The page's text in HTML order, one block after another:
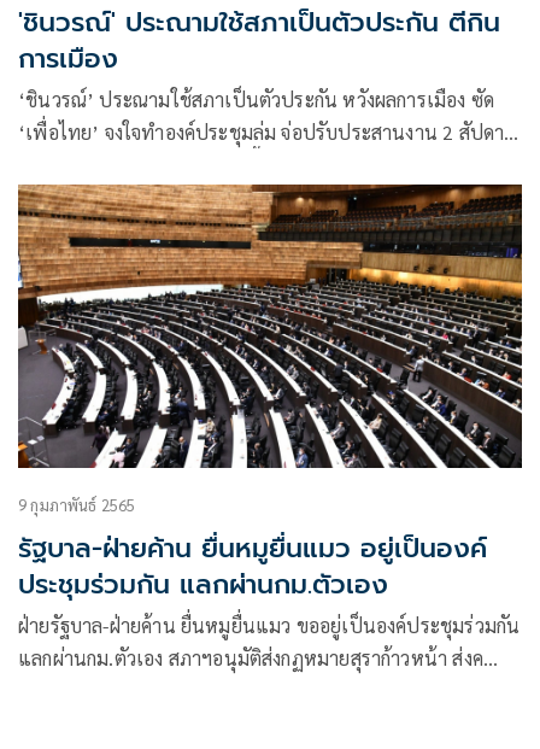
'ชินวรณ์' ประณามใช้สภาเป็นตัวประกัน ตีกิน
การเมือง
‘ชินวรณ์’ ประณามใช้สภาเป็นตัวประกัน หวังผลการเมือง ซัด
‘เพื่อไทย’ จงใจทำองค์ประชุมล่ม จ่อปรับประสานงาน 2 สัปดาห์
9 กุมภาพันธ์ 2565
รัฐบาล-ฝ่ายค้าน ยื่นหมูยื่นแมว อยู่เป็นองค์
ประชุมร่วมกัน แลกผ่านกม.ตัวเอง
ฝ่ายรัฐบาล-ฝ่ายค้าน ยื่นหมูยื่นแมว ขออยู่เป็นองค์ประชุมร่วมกัน
แลกผ่านกม.ตัวเอง สภาฯอนุมัติส่งกฏหมายสุราก้าวหน้า ส่งค